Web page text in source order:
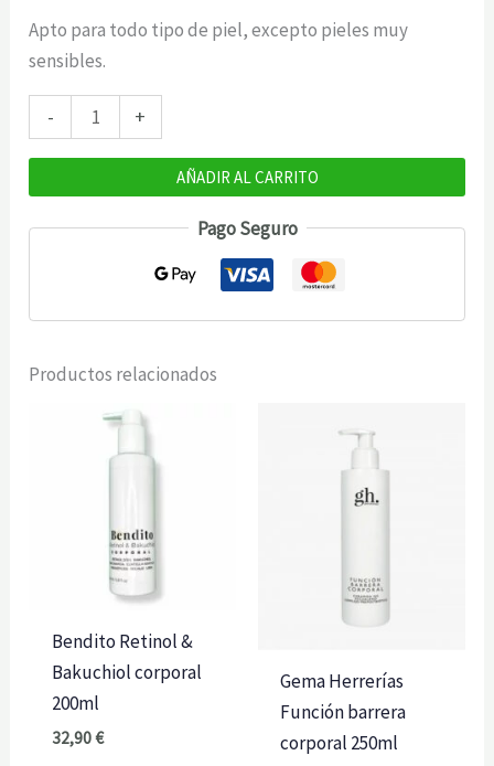
Apto para todo tipo de piel, excepto pieles muy
sensibles.
-
Alfa
Ácidos
10%.
200
cantidad
+
AÑADIR AL CARRITO
Pago Seguro
Productos relacionados
Bendito Retinol &
Bakuchiol corporal
200ml
32,90€
Gema Herrerías
Función barrera
corporal 250ml